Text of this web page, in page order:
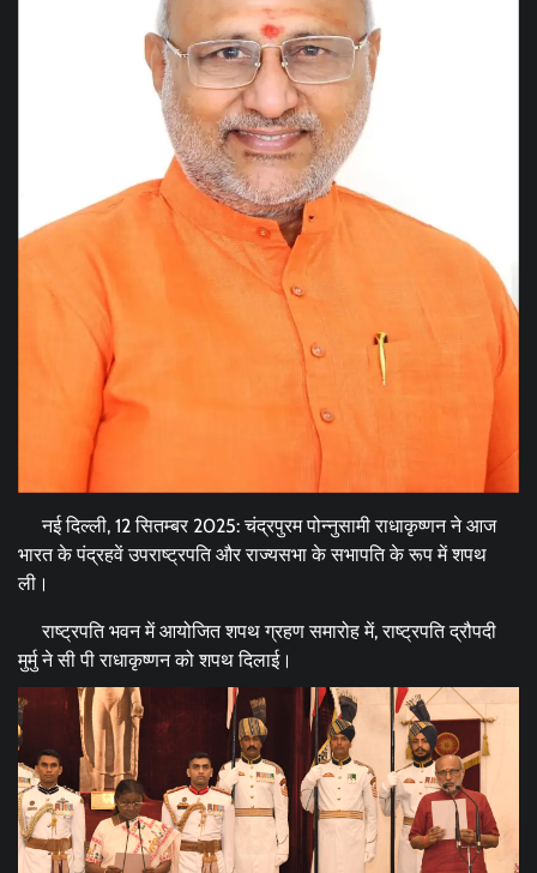
नई दिल्ली, 12 सितम्बर 2025: चंद्रपुरम पोन्नुसामी राधाकृष्णन ने आज
भारत के पंद्रहवें उपराष्ट्रपति और राज्यसभा के सभापति के रूप में शपथ
ली।
राष्ट्रपति भवन में आयोजित शपथ ग्रहण समारोह में, राष्ट्रपति द्रौपदी
मुर्मु ने सी पी राधाकृष्णन को शपथ दिलाई।